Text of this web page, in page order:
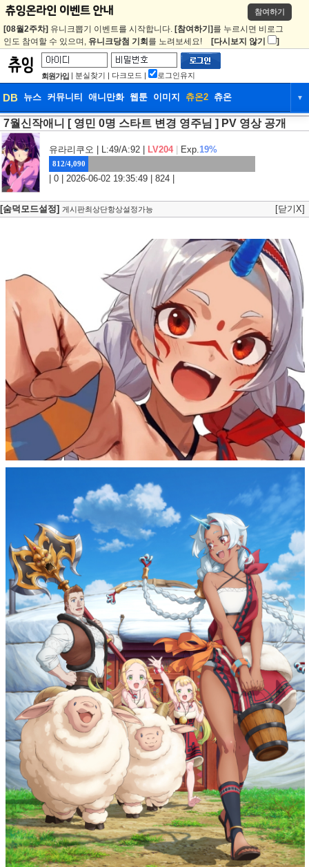
참여하기
[08월2주차] 유니크뽑기 이벤트를 시작합니다. [참여하기] 를 누르시면 비로그
인도 참여할 수 있으며, 유니크당첨 기회 를 노려보세요! [다시보지 않기 ]
회원가입 | 분실찾기 | 다크모드 | 로그인유지
DB 뉴스 커뮤니티 애니만화 웹툰 이미지 츄온2 츄온 ▼
DB 뉴스 커뮤니티 애니만화
웹툰 이미지 츄온2
7월신작애니 [ 영민 0명 스타트 변경 영주님 ] PV 영상 공개
유라리쿠오 | L:49/A:92 | LV204 Exp.19%
812/4,090
| 0 | 2026-06-02 19:35:49 | 824 |
[숨덕모드설정] 게시판최상단항상설정가능 [닫기X]